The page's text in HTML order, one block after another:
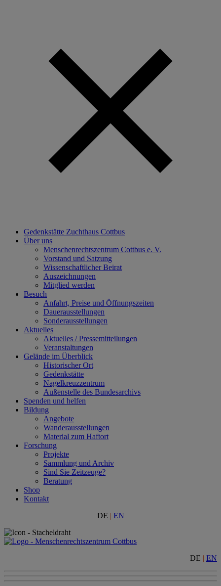
Gedenkstätte Zuchthaus Cottbus
Über uns
Menschenrechtszentrum Cottbus e. V.
Vorstand und Satzung
Wissenschaftlicher Beirat
Auszeichnungen
Mitglied werden
Besuch
Anfahrt, Preise und Öffnungszeiten
Dauerausstellungen
Sonderausstellungen
Aktuelles
Aktuelles / Pressemitteilungen
Veranstaltungen
Gelände im Überblick
Historischer Ort
Gedenkstätte
Nagelkreuzzentrum
Außenstelle des Bundesarchivs
Spenden und helfen
Bildung
Angebote
Wanderausstellungen
Material zum Haftort
Forschung
Projekte
Sammlung und Archiv
Sind Sie Zeitzeuge?
Beratung
Shop
Kontakt
DE | EN
DE | EN